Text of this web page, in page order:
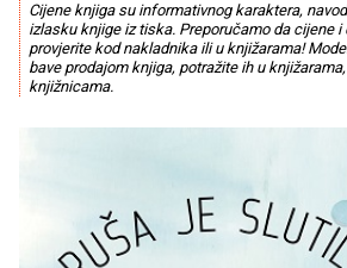
Cijene knjiga su informativnog karaktera,
izlasku knjige iz tiska. Preporučamo da cijene
provjerite kod nakladnika ili u knjižarama!
bave prodajom knjiga, potražite ih u
knjižnicama.